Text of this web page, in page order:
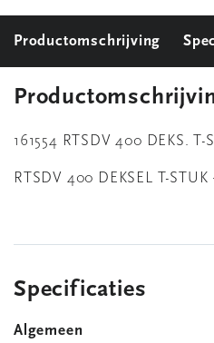
Productomschrijving
161554 RTSDV 400 DEKS. T-
RTSDV 400 DEKSEL T-STUK
Specificaties
Algemeen